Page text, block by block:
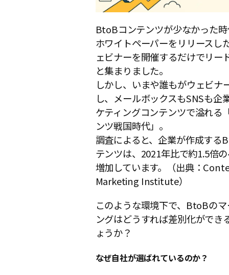
BtoBコンテンツが少なかった
ホワイトペーパーをリリースし
ェビナーを開催するだけでリー
と集まりました。
しかし、いまや誰もがウェビナ
し、メールボックスもSNSも企
ケティングコンテンツで溢れる
ンツ戦国時代」。
調査によると、企業が作成する
テンツは、2021年比で約1.5倍
増加しています。（出典：
Marketing Institute）
このような環境下で、BtoBの
ングはどうすれば差別化ができ
ょうか？
なぜ自社が選ばれているのか？